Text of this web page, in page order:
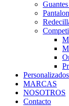
Personalizados
MARCAS
NOSOTROS
Contacto